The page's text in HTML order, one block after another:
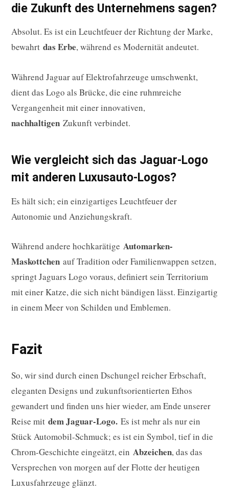
die Zukunft des Unternehmens sagen?
Absolut. Es ist ein Leuchtfeuer der Richtung der Marke,
bewahrt das Erbe, während es Modernität andeutet.
Während Jaguar auf Elektrofahrzeuge umschwenkt,
dient das Logo als Brücke, die eine ruhmreiche
Vergangenheit mit einer innovativen,
nachhaltigen Zukunft verbindet.
Wie vergleicht sich das Jaguar-Logo
mit anderen Luxusauto-Logos?
Es hält sich; ein einzigartiges Leuchtfeuer der
Autonomie und Anziehungskraft.
Während andere hochkarätige Automarken-
Maskottchen auf Tradition oder Familienwappen setzen,
springt Jaguars Logo voraus, definiert sein Territorium
mit einer Katze, die sich nicht bändigen lässt. Einzigartig
in einem Meer von Schilden und Emblemen.
Fazit
So, wir sind durch einen Dschungel reicher Erbschaft,
eleganten Designs und zukunftsorientierten Ethos
gewandert und finden uns hier wieder, am Ende unserer
Reise mit dem Jaguar-Logo. Es ist mehr als nur ein
Stück Automobil-Schmuck; es ist ein Symbol, tief in die
Chrom-Geschichte eingeätzt, ein Abzeichen, das das
Versprechen von morgen auf der Flotte der heutigen
Luxusfahrzeuge glänzt.